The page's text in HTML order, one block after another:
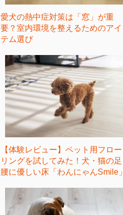
愛犬の熱中症対策は「窓」が重
要？室内環境を整えるためのアイ
テム選び
【体験レビュー】ペット用フロー
リングを試してみた！犬・猫の足
腰に優しい床「わんにゃんSmile」